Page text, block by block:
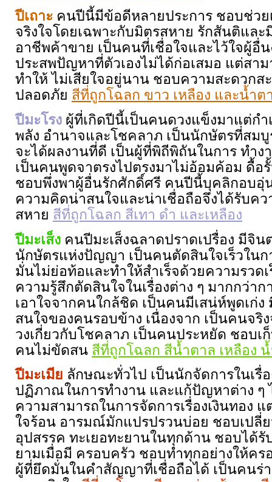
ปีเถาะ คนปีนี้มีข้อดีหลายประการ ชอบช่ว
จริงใจโดยเฉพาะกับมิตรสหาย รักสันติและ
อาชีพค้าขาย เป็นคนที่เชื่อใจและไว้ใจผู้อื่น
ประสพปัญหาที่ตัวเองไม่ได้ก่อเสมอ แต่สา
ทำให้ ไม่เสียใจอยู่นาน ชอบความสะดวกส
ปลอดภัย สีที่ถูกโฉลก ขาว เหลือง และน้ำต
ปีมะโรง ผู้ที่เกิดปีนี้เป็นคนดวงแข็งมาแต่กำ
พลัง อำนาจและโชคลาภ เป็นนักษัตรที่สม
จะได้ผลงานที่ดี เป็นผู้ที่พิถีพิถันในการ ทำง
เป็นคนพูดจาตรงไปตรงมาไม่อ้อมค้อม ดื้อ
ชอบพึ่งพาผู้อื่นรักศักดิ์ศรี คนปีนี้บุคลิกอบอุ่
ความคิดน่าสนใจและน่าเชื่อถือจึงได้รับคว
สหาย สีที่ถูกโฉลก สีเทา ดำ และเหลือง
ปีมะเส็ง คนปีมะเส็งฉลาดปราดเปรื่อง มีจิน
นักษัตรแห่งปัญญา เป็นคนตัดสินใจเร็วในก
มั่นไม่ย่อท้อและทำให้สำเร็จด้วยความรวด
ความรู้สึกตัดสินใจในเรื่องต่าง ๆ มากกว่า
เอาใจจากคนใกล้ชิด เป็นคนมีเสน่ห์พูดเก่
สนใจของคนรอบข้าง เนื่องจาก เป็นคนจริ
วงเกี่ยวกับโชคลาภ เป็นคนประหยัด ชอบเ
คนไม่ขัดสน สีที่ถูกโฉลก สีน้ำตาล เหลือง น้
ปีมะเมีย ลักษณะทั่วไป เป็นนักจัดการในเรื่
ปฏิภาณในการทำงาน และแก้ปัญหาต่าง ๆ
ความสามารถในการจัดการเรื่องเงินทอง
ใจร้อน อารมณ์มักแปรปรวนบ่อย ชอบเปลี่
อุปสรรค ทะเยอทะยานในทุกด้าน ชอบได้รั
ยามเมื่อมี ครอบครัว ชอบทำทุกอย่างให้คร
ผู้ที่ยึดมั่นในคำสัญญาที่เชื่อถือได้ เป็นคนร่